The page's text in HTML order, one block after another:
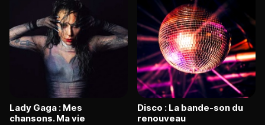
Lady Gaga : Mes
chansons. Ma vie
Disco : La bande-son du
renouveau